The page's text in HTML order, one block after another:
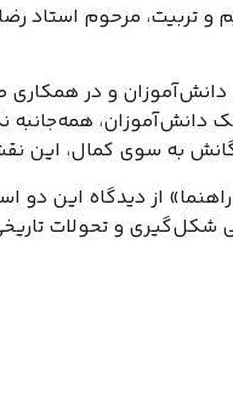
مرحوم استاد رضا
و در
همه‌جانبه
به سوی کمال، این
از دیدگاه این دو
شکل‌گیری و تحولات